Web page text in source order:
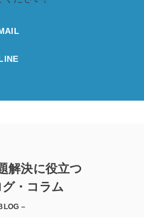
解決に役立つ
・コラム
–